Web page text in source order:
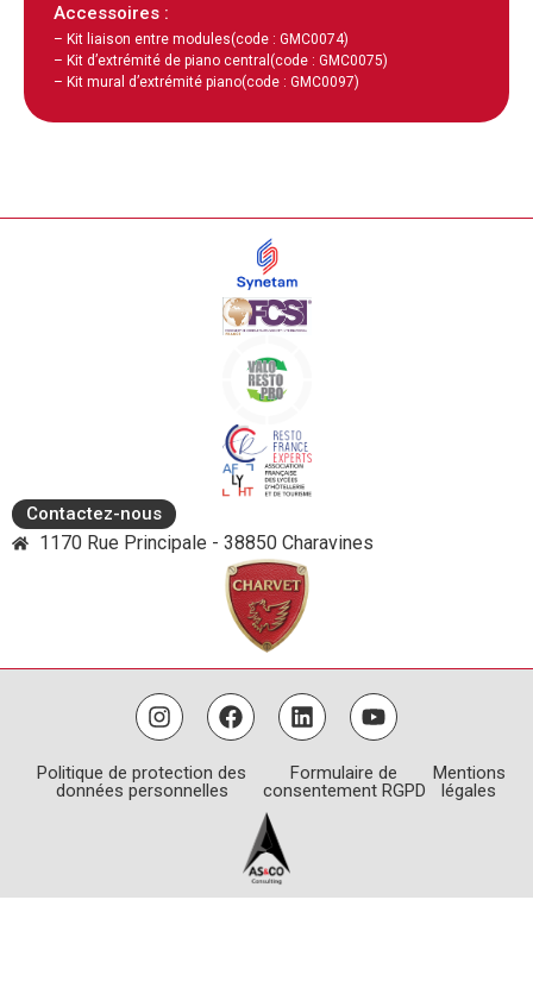
Accessoires :
– Kit liaison entre modules(code : GMC0074)
– Kit d’extrémité de piano central (code : GMC0075)
– Kit mural d’extrémité piano(code : GMC0097)
Contactez-nous
1170 Rue Principale - 38850 Charavines
Politique de protection des
données personnelles
Formulaire de
consentement RGPD
Mentions
légales